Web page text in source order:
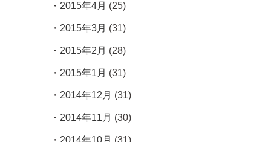
2015年4月 (25)
2015年3月 (31)
2015年2月 (28)
2015年1月 (31)
2014年12月 (31)
2014年11月 (30)
2014年10月 (31)